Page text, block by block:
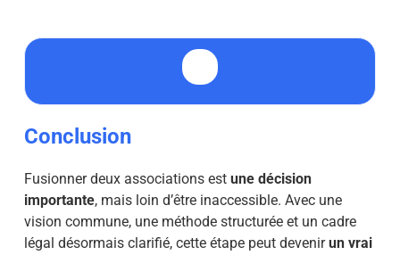
Conclusion
Fusionner deux associations est une décision
importante, mais loin d’être inaccessible. Avec une
vision commune, une méthode structurée et un cadre
légal désormais clarifié, cette étape peut devenirun vrai